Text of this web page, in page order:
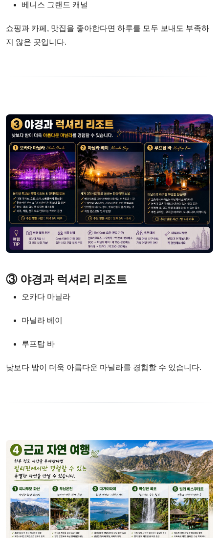
베니스 그랜드 캐널
쇼핑과 카페, 맛집을 좋아한다면 하루를 모두 보내도 부족하
지 않은 곳입니다.
③ 야경과 럭셔리 리조트
오카다 마닐라
마닐라 베이
루프탑 바
낮보다 밤이 더욱 아름다운 마닐라를 경험할 수 있습니다.